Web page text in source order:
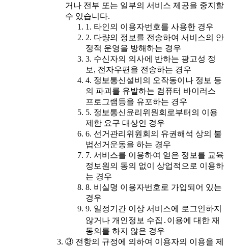
거나 전부 또는 일부의 서비스 제공을 중지할
수 있습니다.
1. 타인의 이용자번호를 사용한 경우
2. 다량의 정보를 전송하여 서비스의 안
정적 운영을 방해하는 경우
3. 수신자의 의사에 반하는 광고성 정
보, 전자우편을 전송하는 경우
4. 정보통신설비의 오작동이나 정보 등
의 파괴를 유발하는 컴퓨터 바이러스
프로그램등을 유포하는 경우
5. 정보통신윤리위원회로부터의 이용
제한 요구 대상인 경우
6. 선거관리위원회의 유권해석 상의 불
법선거운동을 하는 경우
7. 서비스를 이용하여 얻은 정보를 교육
정보원의 동의 없이 상업적으로 이용하
는 경우
8. 비실명 이용자번호로 가입되어 있는
경우
9. 일정기간 이상 서비스에 로그인하지
않거나 개인정보 수집․이용에 대한 재
동의를 하지 않은 경우
③ 전항의 규정에 의하여 이용자의 이용을 제